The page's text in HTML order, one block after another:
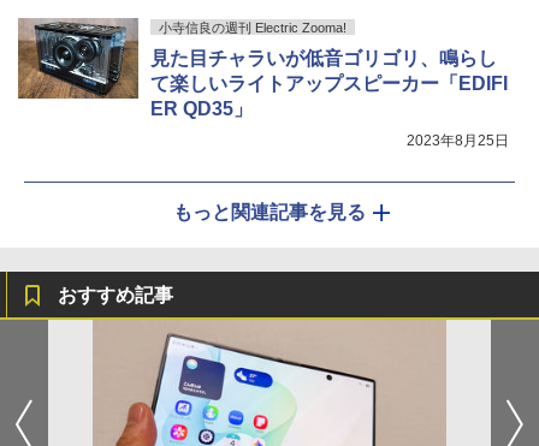
小寺信良の週刊 Electric Zooma!
見た目チャラいが低音ゴリゴリ、鳴らし
て楽しいライトアップスピーカー「EDIFI
ER QD35」
2023年8月25日
もっと関連記事を見る
おすすめ記事